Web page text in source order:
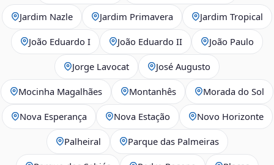
Jardim Nazle Jardim Primavera Jardim Tropical
João Eduardo I João Eduardo II João Paulo
Jorge Lavocat José Augusto
Mocinha Magalhães Montanhês Morada do Sol
Nova Esperança Nova Estação Novo Horizonte
Palheiral Parque das Palmeiras